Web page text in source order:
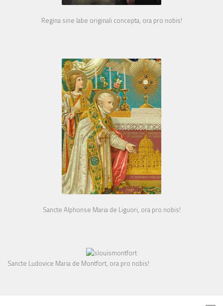
Regina sine labe originali concepta, ora pro nobis!
Sancte Alphonse Maria de Liguori, ora pro nobis!
Sancte Ludovice Maria de Montfort, ora pro nobis!